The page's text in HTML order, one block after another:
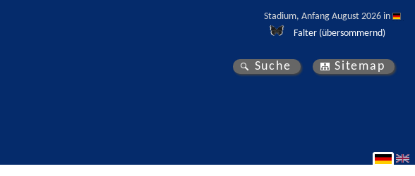
Stadium, Anfang August 2026 in
Falter (übersommernd)
Suche Sitemap